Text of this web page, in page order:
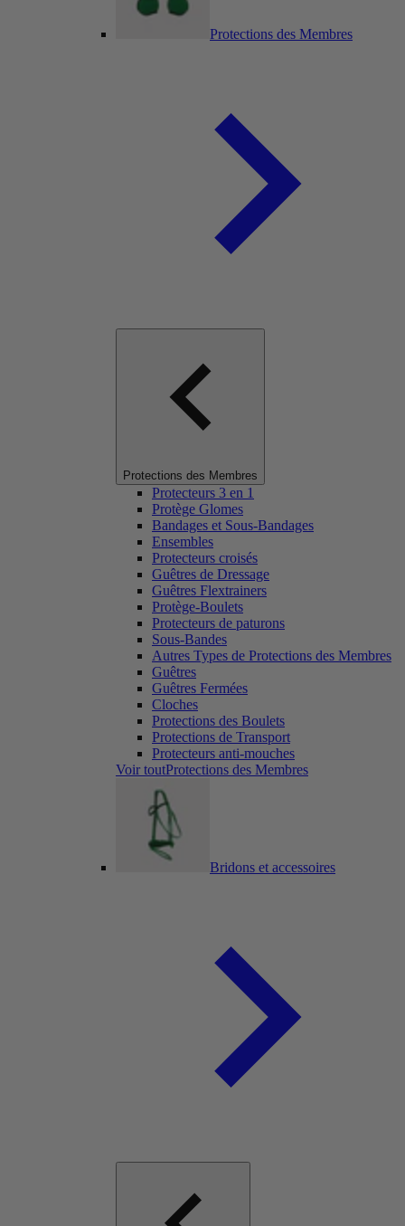
Protections des Membres
Protections des Membres
Protecteurs 3 en 1
Protège Glomes
Bandages et Sous-Bandages
Ensembles
Protecteurs croisés
Guêtres de Dressage
Guêtres Flextrainers
Protège-Boulets
Protecteurs de paturons
Sous-Bandes
Autres Types de Protections des Membres
Guêtres
Guêtres Fermées
Cloches
Protections des Boulets
Protections de Transport
Protecteurs anti-mouches
Voir toutProtections des Membres
Bridons et accessoires